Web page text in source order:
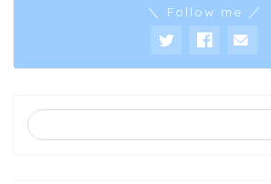
＼ Follow me ／